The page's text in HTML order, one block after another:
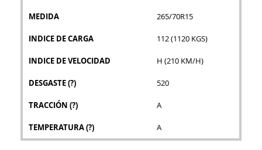
MEDIDA 265/70R15
INDICE DE CARGA 112 (1120 KGS)
INDICE DE VELOCIDAD H (210 KM/H)
DESGASTE(?) 520
TRACCIÓN (?) A
TEMPERATURA(?) A